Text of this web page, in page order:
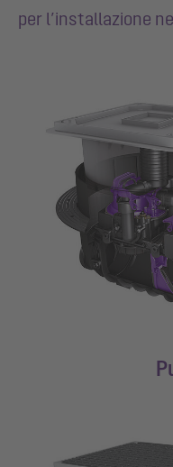
per l’installazione